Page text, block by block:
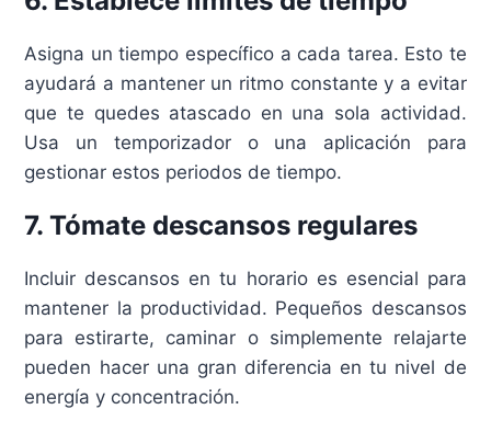
Asigna un tiempo específico a cada tarea. Esto te
ayudará a mantener un ritmo constante y a evitar
que te quedes atascado en una sola actividad.
Usa un temporizador o una aplicación para
gestionar estos periodos de tiempo.
7. Tómate descansos regulares
Incluir descansos en tu horario es esencial para
mantener la productividad. Pequeños descansos
para estirarte, caminar o simplemente relajarte
pueden hacer una gran diferencia en tu nivel de
energía y concentración.